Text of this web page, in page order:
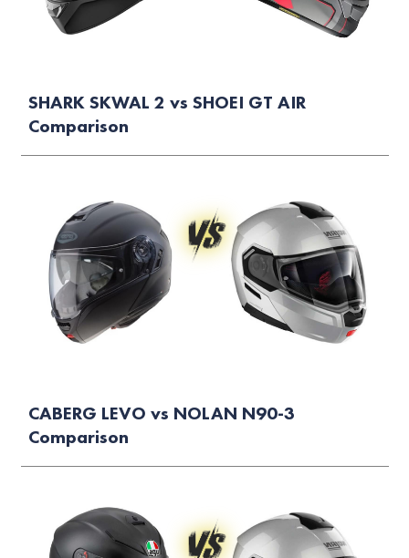
SHARK SKWAL 2 vs SHOEI GT AIR
Comparison
CABERG LEVO vs NOLAN N90-3
Comparison